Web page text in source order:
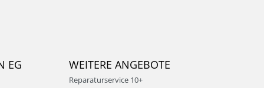
EG WEITERE ANGEBOTE
Reparaturservice 10+